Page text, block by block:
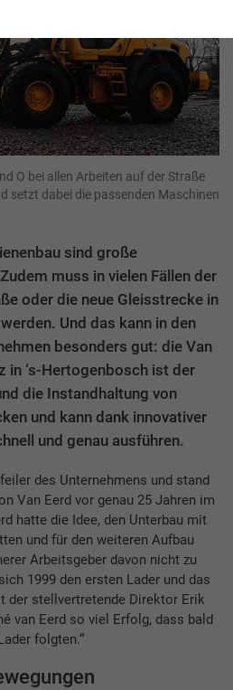
O bei allen Arbeiten auf der Straße
setzt dabei die passenden Maschinen
sind große
muss in vielen Fällen der
oder die neue Gleisstrecke in
Und das kann in den
besonders gut: die Van
in ‘s-Hertogenbosch ist der
die Instandhaltung von
und kann dank innovativer
und genau ausführen.
des Unternehmens und stand
Van Eerd vor genau 25 Jahren im
hatte die Idee, den Unterbau mit
und für den weiteren Aufbau
Arbeitsgeber davon nicht zu
1999 den ersten Lader und das
der stellvertretende Direktor Erik
van Eerd so viel Erfolg, dass bald
folgten.“